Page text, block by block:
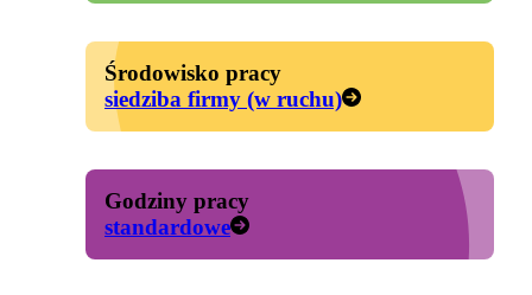
Środowisko pracy
siedziba firmy (w ruchu)
Godziny pracy
standardowe